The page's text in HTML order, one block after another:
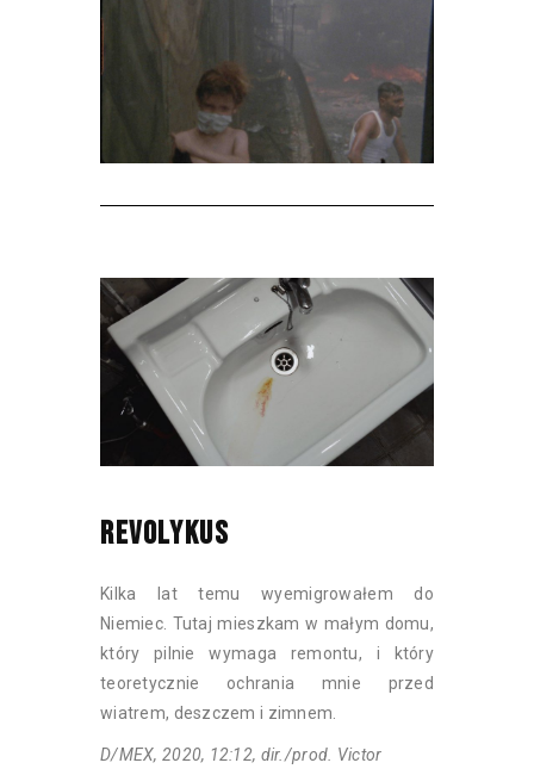
REVOLYKUS
Kilka lat temu wyemigrowałem do
Niemiec. Tutaj mieszkam w małym domu,
który pilnie wymaga remontu, i który
teoretycznie ochrania mnie przed
wiatrem, deszczem i zimnem.
D/MEX, 2020, 12:12, dir./prod. Victor